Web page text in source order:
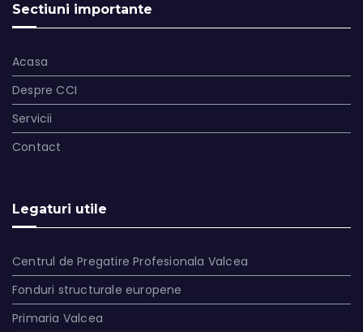
Sectiuni importante
Acasa
Despre CCI
Servicii
Contact
Legaturi utile
Centrul de Pregatire Profesionala Valcea
Fonduri structurale europene
Primaria Valcea